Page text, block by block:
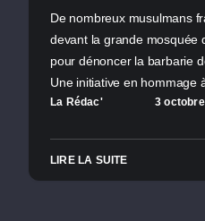
De nombreux musulmans
devant la grande mosquée
pour dénoncer la barbarie
Une initiative en hommage
La Rédac' 3
LIRE LA SUITE